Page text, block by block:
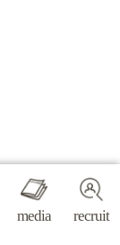
media recruit